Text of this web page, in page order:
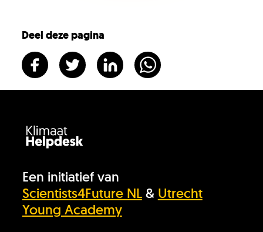
Deel deze pagina
Een initiatief van
Scientists4Future NL& Utrecht
Young Academy
KlimaatLesSnacks
Onze organisatie
KH Kids